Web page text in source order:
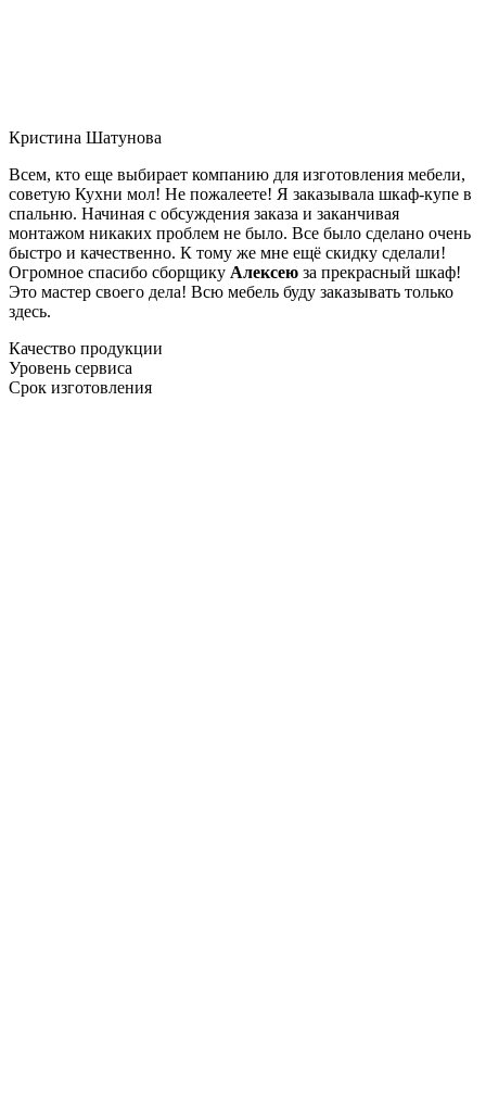
Кристина Шатунова
Всем, кто еще выбирает компанию для изготовления мебели,
советую Кухни мол! Не пожалеете! Я заказывала шкаф-купе в
спальню. Начиная с обсуждения заказа и заканчивая
монтажом никаких проблем не было. Все было сделано очень
быстро и качественно. К тому же мне ещё скидку сделали!
Огромное спасибо сборщику Алексею за прекрасный шкаф!
Это мастер своего дела! Всю мебель буду заказывать только
здесь.
Качество продукции
Уровень сервиса
Срок изготовления